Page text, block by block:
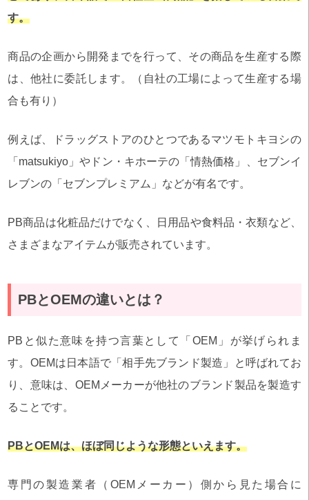
す。
商品の企画から開発までを行って、その商品を生産する際
は、他社に委託します。（自社の工場によって生産する場
合も有り）
例えば、ドラッグストアのひとつであるマツモトキヨシの
「matsukiyo」やドン・キホーテの「情熱価格」、セブンイ
レブンの「セブンプレミアム」などが有名です。
PB商品は化粧品だけでなく、日用品や食料品・衣類など、
さまざまなアイテムが販売されています。
PBとOEMの違いとは？
PBと似た意味を持つ言葉として「OEM」が挙げられま
す。OEMは日本語で「相手先ブランド製造」と呼ばれてお
り、意味は、OEMメーカーが他社のブランド製品を製造す
ることです。
PBとOEMは、ほぼ同じような形態といえます。
専門の製造業者（OEMメーカー）側から見た場合に